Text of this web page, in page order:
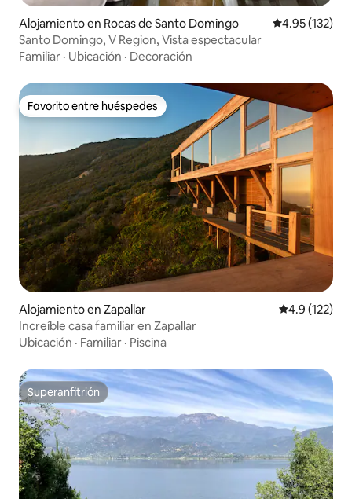
Alojamiento en Rocas de Santo Domingo Calificación
4.95 (132)
Santo Domingo, V Region, Vista espectacular
Familiar · Ubicación · Decoración
Favorito entre huéspedes
Favorito entre huéspedes
Alojamiento en Zapallar Calificación
4.9 (122)
Increíble casa familiar en Zapallar
Ubicación · Familiar · Piscina
Superanfitrión
Superanfitrión